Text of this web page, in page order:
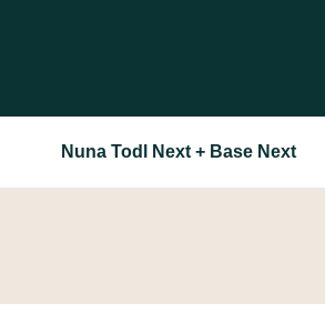
Nuna Todl Next + Base Next